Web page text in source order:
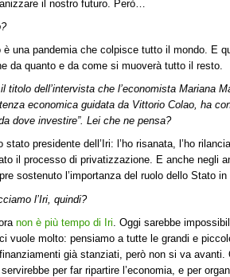
il nostro futuro. Però…
è una pandemia che colpisce tutto il mondo. E
da quanto e da come si muoverà tutto il resto.
titolo dell’intervista che l’economista Mariana
economica guidata da Vittorio Colao, ha
dove investire”. Lei che ne pensa?
stato presidente dell’Iri: l’ho risanata, l’ho
il processo di privatizzazione. E anche negli
sostenuto l’importanza del ruolo dello Stato in
l’Iri, quindi?
non è più tempo di Iri . Oggi sarebbe
vuole molto: pensiamo a tutte le grandi e
già stanziati, però non si va
per far ripartire l’economia, e per